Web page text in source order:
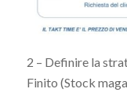
2 – Definire la
Finito (Stock